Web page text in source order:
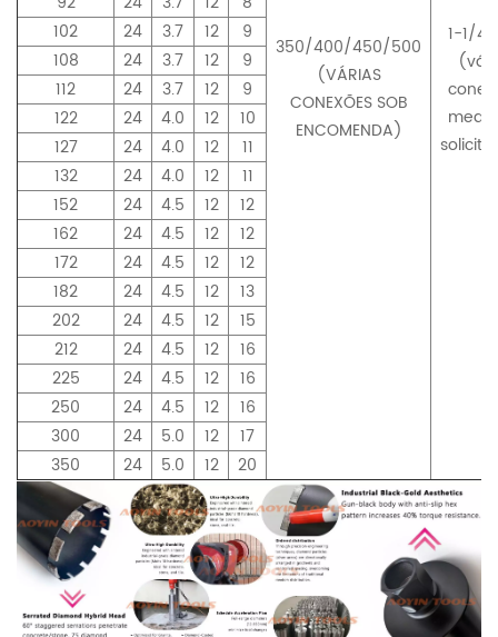
350/400/450/500
(VÁRIAS
CONEXÕES SOB
ENCOMENDA)
1-1/4
102
24 3.7 12
9
108
24 3.7 12
9
112
24 3.7 12
9
122
24 4.0 12
10
127
24 4.0 12
11
132
24 4.0 12
11
152
24 4.5 12
12
162
24 4.5 12
12
172
24 4.5 12
12
182
24 4.5 12
13
202
24 4.5 12
15
212
24 4.5 12
16
225
24 4.5 12
16
250
24 4.5 12
16
300
24 5.0 12
17
350
24 5.0 12 20